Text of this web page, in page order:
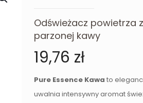
Odświeżacz powietrza
parzonej kawy
19,76 zł
Pure Essence Kawa to
uwalnia intensywny aromat